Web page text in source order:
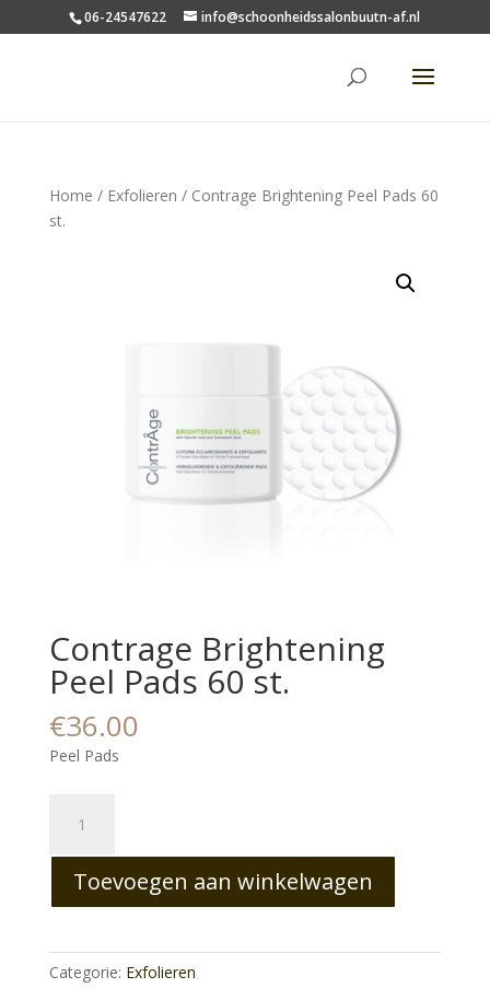
06-24547622 info@schoonheidssalonbuutn-af.nl
Home / Exfolieren / Contrage Brightening Peel Pads 60
st.
Contrage Brightening
Peel Pads 60 st.
€36.00
Peel Pads
Brightening
Peel
Pads
60
aantal
Toevoegen aan winkelwagen
Categorie: Exfolieren